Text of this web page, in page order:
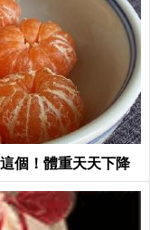
個！體重天天下降